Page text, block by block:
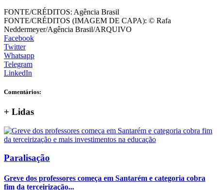
FONTE/CRÉDITOS: Agência Brasil
FONTE/CRÉDITOS (IMAGEM DE CAPA): © Rafa
Neddermeyer/Agência Brasil/ARQUIVO
Facebook
Twitter
Whatsapp
Telegram
LinkedIn
Comentários:
+ Lidas
Paralisação
Greve dos professores começa em Santarém e categoria cobra
fim da terceirização...